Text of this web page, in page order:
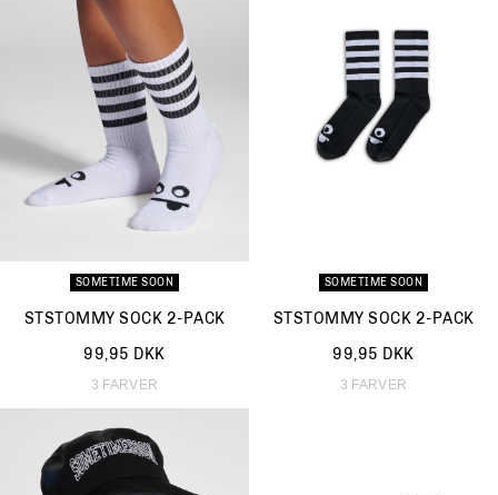
SOMETIME SOON
STSTOMMY SOCK 2-PACK
99,95 DKK
3 FARVER
SOMETIME SOON
STSTOMMY SOCK 2-PACK
99,95 DKK
3 FARVER